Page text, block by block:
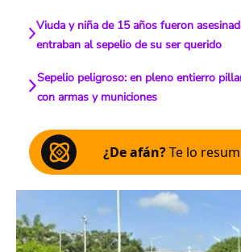
Viuda y niña de 15 años fueron
entraban al sepelio de su ser querido
Sepelio peligroso: en pleno entierro
con armas y municiones
¿De afán?Te lo